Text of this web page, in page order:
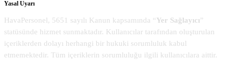
Yasal Uyarı
HavaPersonel, 5651 sayılı Kanun kapsamında “Yer Sağlayıcı”
statüsünde hizmet sunmaktadır. Kullanıcılar tarafından oluşturulan
içeriklerden dolayı herhangi bir hukuki sorumluluk kabul
etmemektedir. Tüm içeriklerin sorumluluğu ilgili kullanıcılara aittir.